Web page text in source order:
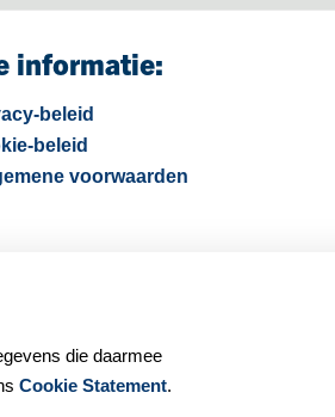
die daarmee
Cookie Statement.
informatie:
beleid
beleid
voorwaarden